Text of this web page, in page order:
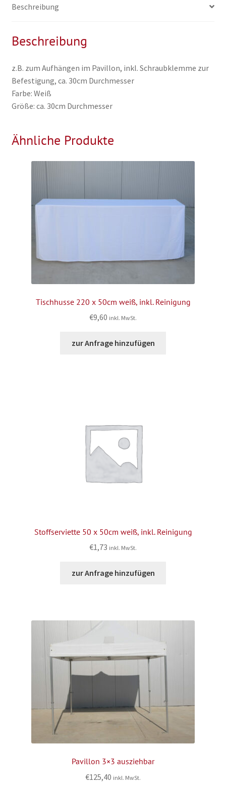
Beschreibung
Beschreibung
z.B. zum Aufhängen im Pavillon, inkl. Schraubklemme zur
Befestigung, ca. 30cm Durchmesser
Farbe: Weiß
Größe: ca. 30cm Durchmesser
Ähnliche Produkte
Tischhusse 220 x 50cm weiß, inkl. Reinigung
€9,60 inkl. MwSt.
zur Anfrage hinzufügen
Stoffserviette 50 x 50cm weiß, inkl. Reinigung
€1,73 inkl. MwSt.
zur Anfrage hinzufügen
Pavillon 3×3 ausziehbar
€125,40 inkl. MwSt.